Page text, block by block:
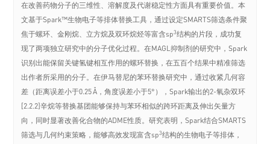
在改善药物分子的三维性、溶解度及代谢稳定性方面具有重要价值。本
文基于Spark™生物电子等排体替换工具，通过设定SMARTS筛选条件聚
焦于螺环、金刚烷、立方烷及双环烷烃等富含sp3结构的片段，成功复
现了两项独立研究中的分子优化过程。在MAGL抑制剂的研究中，Spark
识别出能保留关键氢键相互作用的螺环替换，在五百个结果中精准筛选
出作者所采用的分子。在伊马替尼的苯环替换研究中，通过收紧几何容
差（距离误差小于0.25 Å，角度误差小于5°），Spark输出的2-氧杂双环
[2.2.2]辛烷等替换基团能够保持与苯环相似的跨环距离及伸出矢量方
向，同时显著改善化合物的ADME性质。研究表明，Spark结合SMARTS
筛选与几何约束策略，能够高效发现富含sp3结构的生物电子等排体，